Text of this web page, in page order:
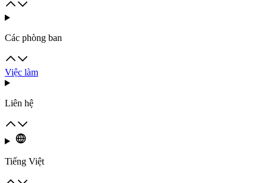
Các phòng ban
Việc làm
Liên hệ
Tiếng Việt